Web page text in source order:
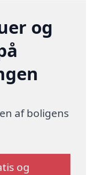
og
af boligens
og